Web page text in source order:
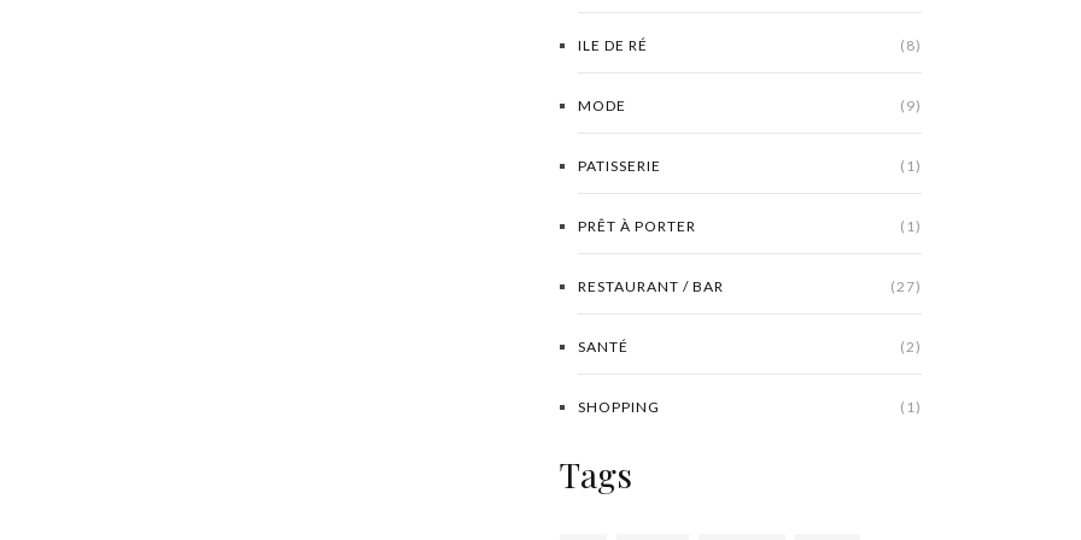
ILE DE RÉ (8)
MODE (9)
PATISSERIE (1)
PRÊT À PORTER (1)
RESTAURANT / BAR (27)
SANTÉ (2)
SHOPPING (1)
Tags